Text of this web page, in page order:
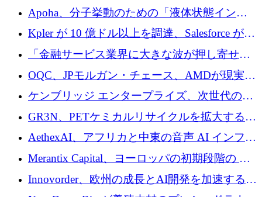
スタートアップの成長に向けて機関投資家へ
の資本シフトを呼びかけ
Apoha、分子挙動のための「液体状態インテ
リジェンス」を構築するために3,600万ドルを
かけてステルス状態から出現
Kpler が 10 億ドル以上を調達、Salesforce が
Contentful を買収、Built in Europe キャンペー
ンを開始
「金融サービス業界に大きな波が押し寄せて
いる」と「欧州初のAIネイティブ銀行」のボ
スが語る
OQC、JPモルガン・チェース、AMDが現実世
界のフィンテック・アプリケーションを探索
するためにQuantum-AIデータセンターを立ち
上げ
ケンブリッジ エンタープライズ、次世代のデ
ィープテック創設者向けにロンドンの出発点
を構築
GR3N、PETケミカルリサイクルを拡大するた
めにシリーズBで1,550万ユーロを調達
AethexAI、アフリカと中東の音声 AI インフラ
ストラクチャを構築するために 300 万ドルを
Merantix Capital、ヨーロッパの初期段階の AI
スタートアップ向けに 1 億 300 万ユーロのフ
ァンドを立ち上げる
Innovorder、欧州の成長とAI開発を加速するた
めに2,000万ユーロを確保